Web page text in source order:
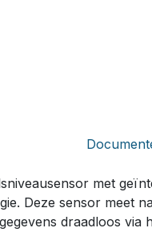
met
Deze sensor meet
draadloos via